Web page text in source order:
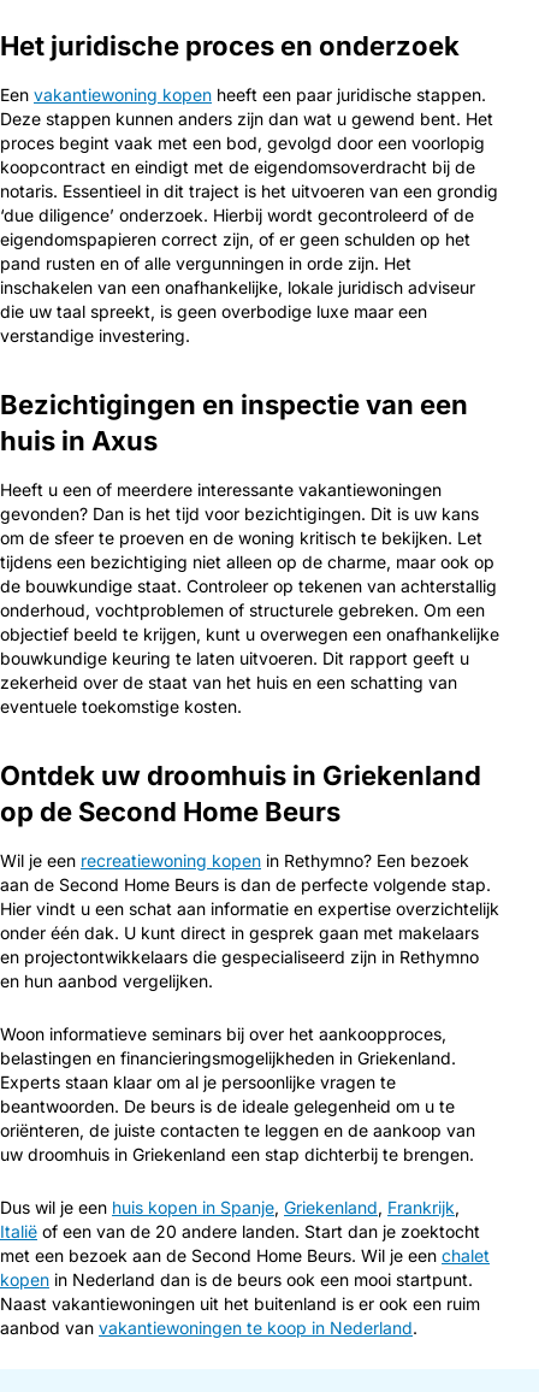
Het juridische proces en onderzoek
Een vakantiewoning kopen heeft een paar juridische stappen.
Deze stappen kunnen anders zijn dan wat u gewend bent. Het
proces begint vaak met een bod, gevolgd door een voorlopig
koopcontract en eindigt met de eigendomsoverdracht bij de
notaris. Essentieel in dit traject is het uitvoeren van een grondig
‘due diligence’ onderzoek. Hierbij wordt gecontroleerd of de
eigendomspapieren correct zijn, of er geen schulden op het
pand rusten en of alle vergunningen in orde zijn. Het
inschakelen van een onafhankelijke, lokale juridisch adviseur
die uw taal spreekt, is geen overbodige luxe maar een
verstandige investering.
Bezichtigingen en inspectie van een
huis in Axus
Heeft u een of meerdere interessante vakantiewoningen
gevonden? Dan is het tijd voor bezichtigingen. Dit is uw kans
om de sfeer te proeven en de woning kritisch te bekijken. Let
tijdens een bezichtiging niet alleen op de charme, maar ook op
de bouwkundige staat. Controleer op tekenen van achterstallig
onderhoud, vochtproblemen of structurele gebreken. Om een
objectief beeld te krijgen, kunt u overwegen een onafhankelijke
bouwkundige keuring te laten uitvoeren. Dit rapport geeft u
zekerheid over de staat van het huis en een schatting van
eventuele toekomstige kosten.
Ontdek uw droomhuis in Griekenland
op de Second Home Beurs
Wil je een recreatiewoning kopen in Rethymno? Een bezoek
aan de Second Home Beurs is dan de perfecte volgende stap.
Hier vindt u een schat aan informatie en expertise overzichtelijk
onder één dak. U kunt direct in gesprek gaan met makelaars
en projectontwikkelaars die gespecialiseerd zijn in Rethymno
en hun aanbod vergelijken.
Woon informatieve seminars bij over het aankoopproces,
belastingen en financieringsmogelijkheden in Griekenland.
Experts staan klaar om al je persoonlijke vragen te
beantwoorden. De beurs is de ideale gelegenheid om u te
oriënteren, de juiste contacten te leggen en de aankoop van
uw droomhuis in Griekenland een stap dichterbij te brengen.
Dus wil je een huis kopen in Spanje, Griekenland, Frankrijk,
Italië of een van de 20 andere landen. Start dan je zoektocht
met een bezoek aan de Second Home Beurs. Wil je een chalet
kopen in Nederland dan is de beurs ook een mooi startpunt.
Naast vakantiewoningen uit het buitenland is er ook een ruim
aanbod van vakantiewoningen te koop in Nederland.